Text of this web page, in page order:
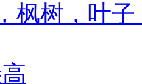
枫树，叶